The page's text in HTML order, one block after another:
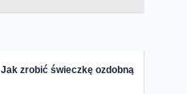
Jak zrobić świeczkę ozdobną